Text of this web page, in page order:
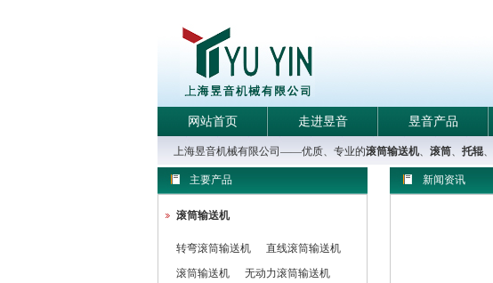
网站首页 走进昱音 昱音产品
上海昱音机械有限公司——优质、专业的滚筒输送机、 滚筒、 托辊、
主要产品
滚筒输送机
转弯滚筒输送机
直线滚筒输送机
滚筒输送机
无动力滚筒输送机
新闻资讯